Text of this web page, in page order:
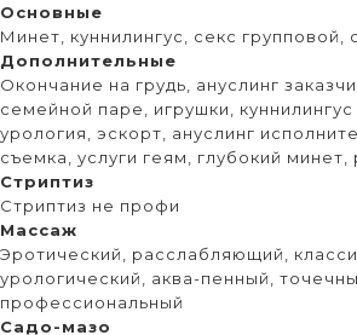
Основные
Минет, куннилингус, секс групповой,
Дополнительные
Окончание на грудь, ануслинг
семейной паре, игрушки, куннилингус
урология, эскорт, ануслинг
съемка, услуги геям, глубокий
Стриптиз
Стриптиз не профи
Массаж
Эротический, расслабляющий,
урологический, аква-пенный,
профессиональный
Садо-мазо